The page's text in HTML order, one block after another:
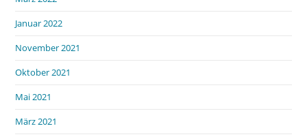
Januar 2022
November 2021
Oktober 2021
Mai 2021
März 2021